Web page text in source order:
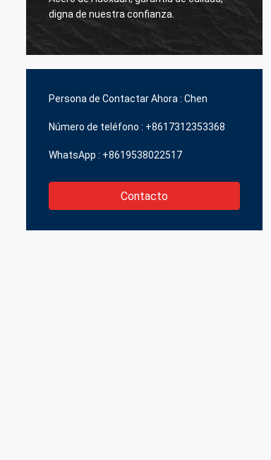
digna de nuestra confianza.
Persona de Contactar Ahora : Chen
Número de teléfono : +8617312353368
WhatsApp : +8619538022517
Contacto